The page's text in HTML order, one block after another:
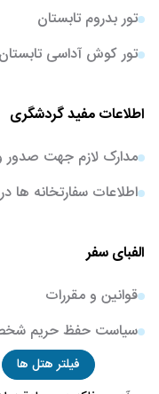
فیلتر هتل ها
تور بدروم تابستان
تور کوش آداسی تابستان
اطلاعات مفید گردشگری
مدارک لازم جهت صدور
اطلاعات سفارتخانه ها
الفبای سفر
قوانین و مقررات
سیاست حفظ حریم